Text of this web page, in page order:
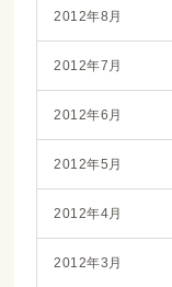
2012年8月
2012年7月
2012年6月
2012年5月
2012年4月
2012年3月